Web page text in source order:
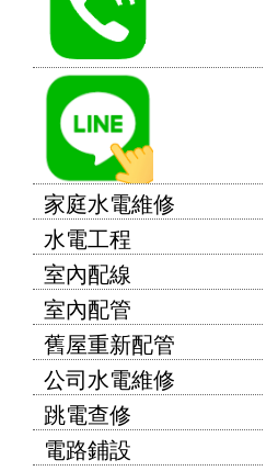
家庭水電維修
水電工程
室內配線
室內配管
舊屋重新配管
公司水電維修
跳電查修
電路鋪設